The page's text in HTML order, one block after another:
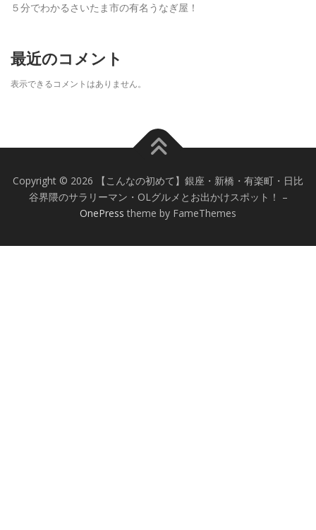
５分でわかるさいたま市の有名うなぎ屋！
最近のコメント
表示できるコメントはありません。
Copyright © 2026 【こんなの初めて】銀座・新橋・有楽町・日比
谷界隈のサラリーマン・OLグルメとお出かけスポット！ –
OnePress theme by FameThemes